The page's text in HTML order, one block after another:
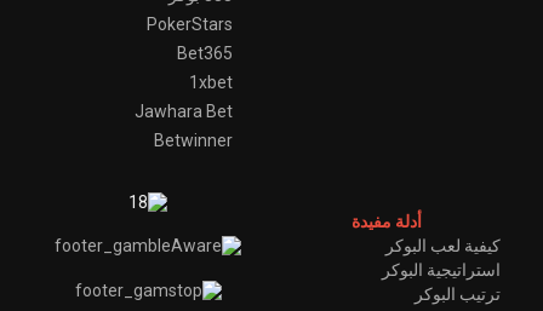
PokerStars
Bet365
1xbet
Jawhara Bet
Betwinner
أدلة مفيدة
كيفية لعب البوكر
استراتيجية البوكر
ترتيب البوكر